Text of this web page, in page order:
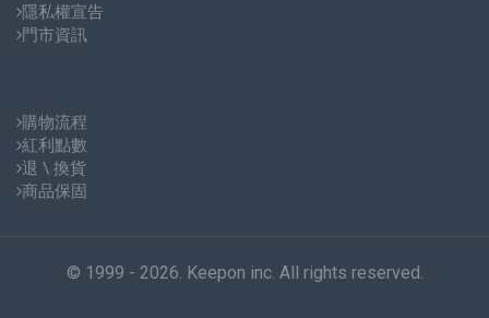
隱私權宣告
門市資訊
購物流程
紅利點數
退 \ 換貨
商品保固
© 1999 - 2026. Keepon inc. All rights reserved.